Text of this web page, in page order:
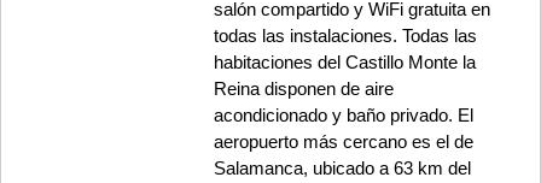
salón compartido y WiFi gratuita en
todas las instalaciones. Todas las
habitaciones del Castillo Monte la
Reina disponen de aire
acondicionado y baño privado. El
aeropuerto más cercano es el de
Salamanca, ubicado a 63 km del